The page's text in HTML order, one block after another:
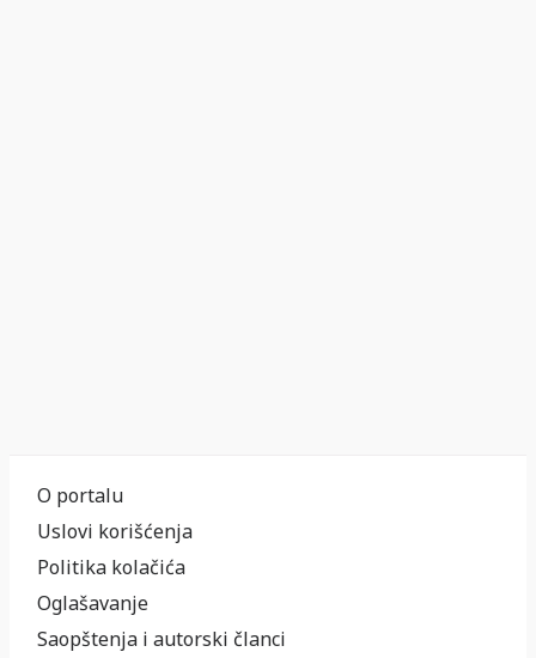
O portalu
Uslovi korišćenja
Politika kolačića
Oglašavanje
Saopštenja i autorski članci